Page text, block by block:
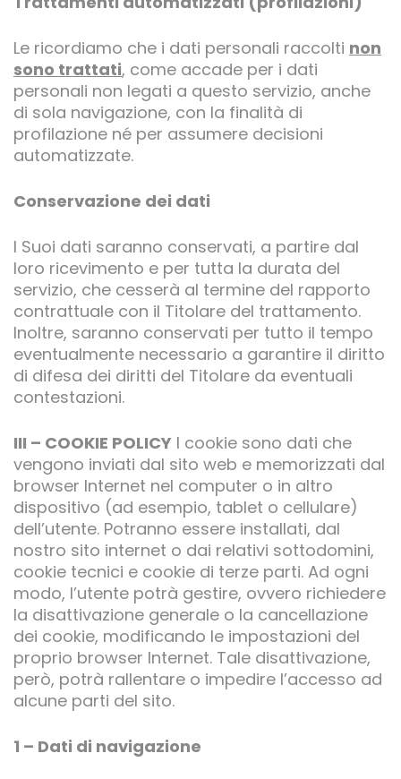
Le ricordiamo che i dati personali raccolti non
sono trattati, come accade per i dati
personali non legati a questo servizio, anche
di sola navigazione, con la finalità di
profilazione né per assumere decisioni
automatizzate.
Conservazione dei dati
I Suoi dati saranno conservati, a partire dal
loro ricevimento e per tutta la durata del
servizio, che cesserà al termine del rapporto
contrattuale con il Titolare del trattamento.
Inoltre, saranno conservati per tutto il tempo
eventualmente necessario a garantire il diritto
di difesa dei diritti del Titolare da eventuali
contestazioni.
III – COOKIE POLICY I cookie sono dati che
vengono inviati dal sito web e memorizzati dal
browser Internet nel computer o in altro
dispositivo (ad esempio, tablet o cellulare)
dell’utente. Potranno essere installati, dal
nostro sito internet o dai relativi sottodomini,
cookie tecnici e cookie di terze parti. Ad ogni
modo, l’utente potrà gestire, ovvero richiedere
la disattivazione generale o la cancellazione
dei cookie, modificando le impostazioni del
proprio browser Internet. Tale disattivazione,
però, potrà rallentare o impedire l’accesso ad
alcune parti del sito.
1 – Dati di navigazione